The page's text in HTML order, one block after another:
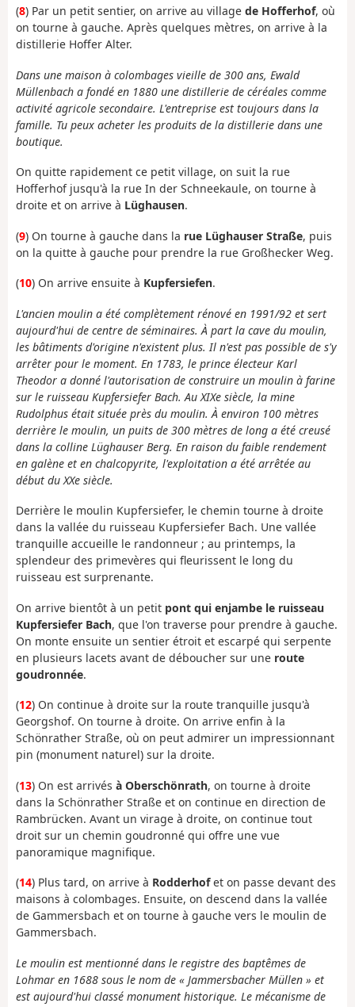
(8) Par un petit sentier, on arrive au village de Hofferhof, où
on tourne à gauche. Après quelques mètres, on arrive à la
distillerie Hoffer Alter.
Dans une maison à colombages vieille de 300 ans, Ewald
Müllenbach a fondé en 1880 une distillerie de céréales comme
activité agricole secondaire. L'entreprise est toujours dans la
famille. Tu peux acheter les produits de la distillerie dans une
boutique.
On quitte rapidement ce petit village, on suit la rue
Hofferhof jusqu'à la rue In der Schneekaule, on tourne à
droite et on arrive à Lüghausen.
(9) On tourne à gauche dans la rue Lüghauser Straße, puis
on la quitte à gauche pour prendre la rue Großhecker Weg.
(10) On arrive ensuite à Kupfersiefen.
L'ancien moulin a été complètement rénové en 1991/92 et sert
aujourd'hui de centre de séminaires. À part la cave du moulin,
les bâtiments d'origine n'existent plus. Il n'est pas possible de s'y
arrêter pour le moment. En 1783, le prince électeur Karl
Theodor a donné l'autorisation de construire un moulin à farine
sur le ruisseau Kupfersiefer Bach. Au XIXe siècle, la mine
Rudolphus était située près du moulin. À environ 100 mètres
derrière le moulin, un puits de 300 mètres de long a été creusé
dans la colline Lüghauser Berg. En raison du faible rendement
en galène et en chalcopyrite, l'exploitation a été arrêtée au
début du XXe siècle.
Derrière le moulin Kupfersiefer, le chemin tourne à droite
dans la vallée du ruisseau Kupfersiefer Bach. Une vallée
tranquille accueille le randonneur ; au printemps, la
splendeur des primevères qui fleurissent le long du
ruisseau est surprenante.
On arrive bientôt à un petit pont qui enjambe le ruisseau
Kupfersiefer Bach, que l'on traverse pour prendre à gauche.
On monte ensuite un sentier étroit et escarpé qui serpente
en plusieurs lacets avant de déboucher sur une route
goudronnée.
(12) On continue à droite sur la route tranquille jusqu'à
Georgshof. On tourne à droite. On arrive enfin à la
Schönrather Straße, où on peut admirer un impressionnant
pin (monument naturel) sur la droite.
(13) On est arrivés à Oberschönrath, on tourne à droite
dans la Schönrather Straße et on continue en direction de
Rambrücken. Avant un virage à droite, on continue tout
droit sur un chemin goudronné qui offre une vue
panoramique magnifique.
(14) Plus tard, on arrive à Rodderhofet on passe devant des
maisons à colombages. Ensuite, on descend dans la vallée
de Gammersbach et on tourne à gauche vers le moulin de
Gammersbach.
Le moulin est mentionné dans le registre des baptêmes de
Lohmar en 1688 sous le nom de « Jammersbacher Müllen » et
est aujourd'hui classé monument historique. Le mécanisme de